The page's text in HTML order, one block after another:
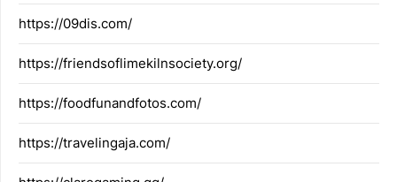
https://09dis.com/
https://friendsoflimekilnsociety.org/
https://foodfunandfotos.com/
https://travelingaja.com/